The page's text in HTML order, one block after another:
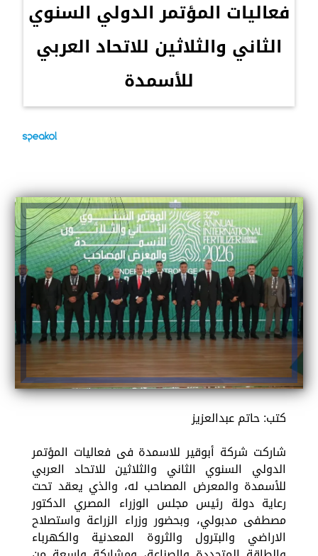
فعاليات المؤتمر الدولي السنوي
الثاني والثلاثين للاتحاد العربي
للأسمدة
كتب: حاتم عبدالعزيز
شاركت شركة أبوقير للاسمدة فى فعاليات المؤتمر
الدولي السنوي الثاني والثلاثين للاتحاد العربي
للأسمدة والمعرض المصاحب له، والذي يعقد تحت
رعاية دولة رئيس مجلس الوزراء المصري الدكتور
مصطفى مدبولي، وبحضور وزراء الزراعة واستصلاح
الاراضي والبترول والثروة المعدنية والكهرباء